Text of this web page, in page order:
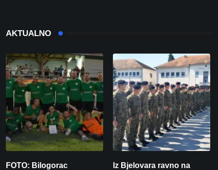
AKTUALNO
FOTO: Bilogorac
Iz Bjelovara ravno na